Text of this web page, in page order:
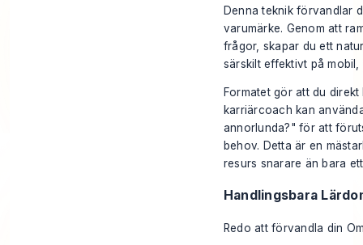
Denna teknik förvandlar
varumärke. Genom att
frågor, skapar du ett
särskilt effektivt på
Formatet gör att du
karriärcoach kan
annorlunda?" för att
behov. Detta är en
resurs snarare än bara
Handlingsbara
Redo att förvandla din